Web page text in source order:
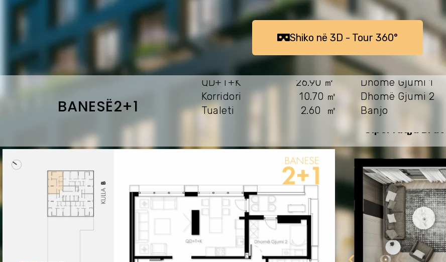
ㅤㅤShiko në 3D - Tour 360°ㅤㅤㅤ
BANESËㅤ2+1
QD+T+K 26.90 ㎡
Korridori 10.70 ㎡
Tualeti 2.60 ㎡
Dhomë Gjumi 1
Dhomë Gjumi 2
Banjo
Sipërfaqja